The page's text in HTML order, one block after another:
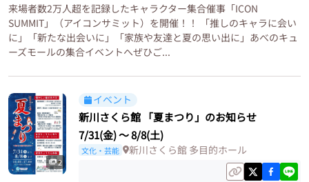
来場者数2万人超を記録したキャラクター集合催事「ICON
SUMMIT」（アイコンサミット）を開催！！ 「推しのキャラに会い
に」「新たな出会いに」「家族や友達と夏の思い出に」あべのキュ
ーズモールの集合イベントへぜひご...
2
イベント
新川さくら館 「夏まつり」のお知らせ
7/31(金)〜8/8(土)
文化・芸能 新川さくら館 多目的ホール